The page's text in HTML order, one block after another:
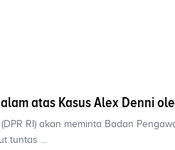
atas Kasus Alex Denni
RI) akan meminta Badan
tuntas ...